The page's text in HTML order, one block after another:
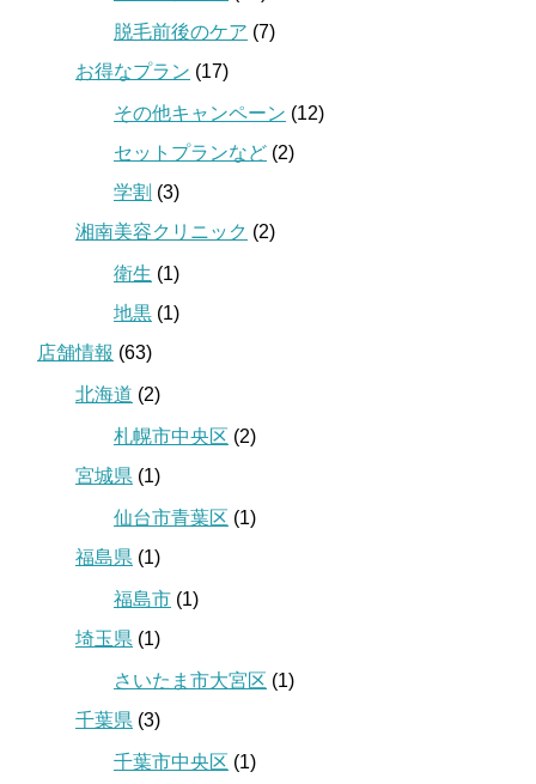
脱毛前後のケア (7)
お得なプラン (17)
その他キャンペーン (12)
セットプランなど (2)
学割 (3)
湘南美容クリニック (2)
衛生 (1)
地黒 (1)
店舗情報 (63)
北海道 (2)
札幌市中央区 (2)
宮城県 (1)
仙台市青葉区 (1)
福島県 (1)
福島市 (1)
埼玉県 (1)
さいたま市大宮区 (1)
千葉県 (3)
千葉市中央区 (1)